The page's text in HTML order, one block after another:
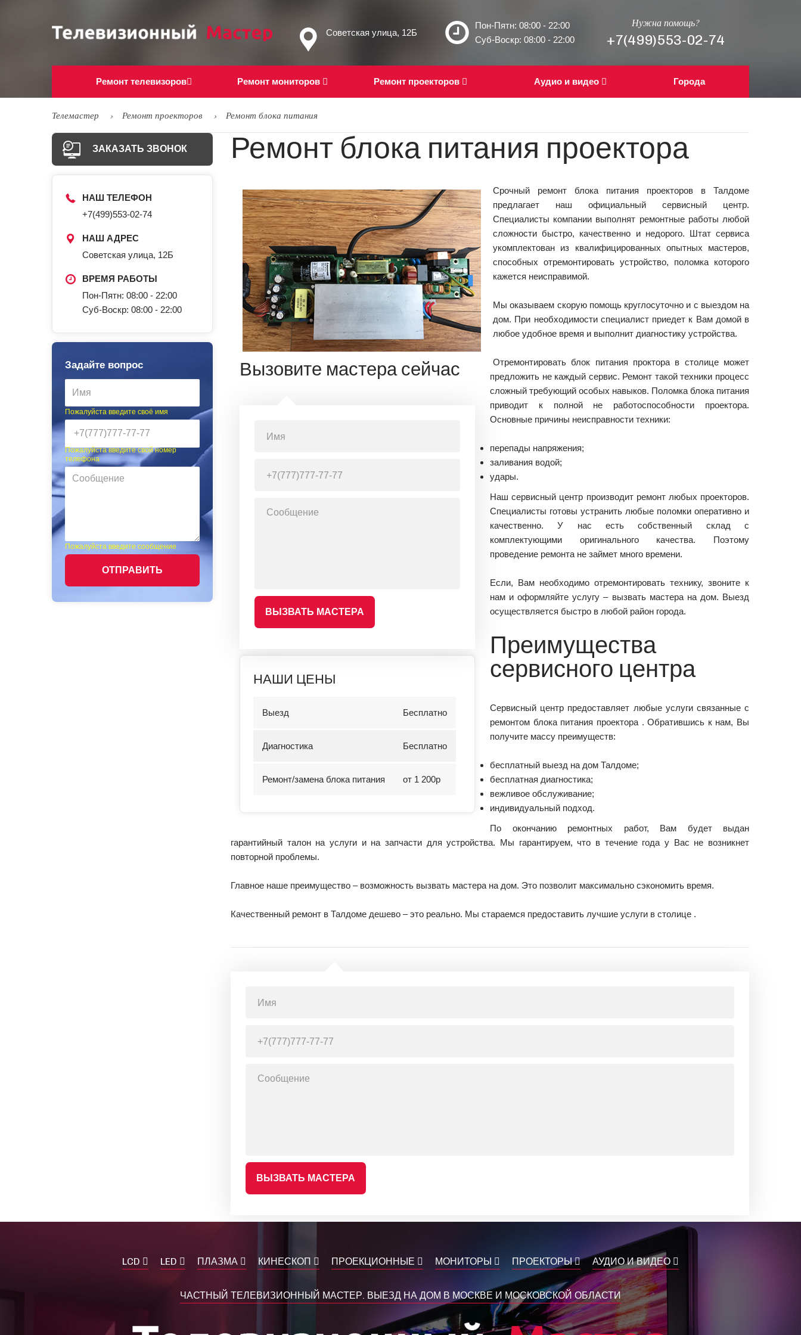
Советская улица, 12Б
Пон-Пятн: 08:00 - 22:00
Суб-Воскр: 08:00 - 22:00
Нужна помощь?
+7(499)553-02-74
Ремонт телевизоров Ремонт мониторов Ремонт проекторов Аудио и видео Города
Телемастер Ремонт проекторов Ремонт блока питания
ЗАКАЗАТЬ ЗВОНОК
НАШ ТЕЛЕФОН
+7(499)553-02-74
НАШ АДРЕС
Советская улица, 12Б
ВРЕМЯ РАБОТЫ
Пон-Пятн: 08:00 - 22:00
Суб-Воскр: 08:00 - 22:00
Задайте вопрос
Пожалуйста введите своё имя
Пожалуйста введите свой номер
телефона
Пожалуйста введите сообщение
ОТПРАВИТЬ
Ремонт блока питания проектора
Вызовите мастера сейчас
ВЫЗВАТЬ МАСТЕРА
НАШИ ЦЕНЫ
Выезд Бесплатно
Диагностика Бесплатно
Ремонт/замена блока питания от 1 200р
Срочный ремонт блока питания проекторов в Талдоме
предлагает наш официальный сервисный центр.
Специалисты компании выполнят ремонтные работы любой
сложности быстро, качественно и недорого. Штат сервиса
укомплектован из квалифицированных опытных мастеров,
способных отремонтировать устройство, поломка которого
кажется неисправимой.
Мы оказываем скорую помощь круглосуточно и с выездом на
дом. При необходимости специалист приедет к Вам домой в
любое удобное время и выполнит диагностику устройства.
Отремонтировать блок питания проктора в столице может
предложить не каждый сервис. Ремонт такой техники процесс
сложный требующий особых навыков. Поломка блока питания
приводит к полной не работоспособности проектора.
Основные причины неисправности техники:
перепады напряжения;
заливания водой;
удары.
Наш сервисный центр производит ремонт любых проекторов.
Специалисты готовы устранить любые поломки оперативно и
качественно. У нас есть собственный склад с
комплектующими оригинального качества. Поэтому
проведение ремонта не займет много времени.
Если, Вам необходимо отремонтировать технику, звоните к
нам и оформляйте услугу – вызвать мастера на дом. Выезд
осуществляется быстро в любой район города.
Преимущества
сервисного центра
Сервисный центр предоставляет любые услуги связанные с
ремонтом блока питания проектора . Обратившись к нам, Вы
получите массу преимуществ:
бесплатный выезд на дом Талдоме;
бесплатная диагностика;
вежливое обслуживание;
индивидуальный подход.
По окончанию ремонтных работ, Вам будет выдан
гарантийный талон на услуги и на запчасти для устройства. Мы гарантируем, что в течение года у Вас не возникнет
повторной проблемы.
Главное наше преимущество – возможность вызвать мастера на дом. Это позволит максимально сэкономить время.
Качественный ремонт в Талдоме дешево – это реально. Мы стараемся предоставить лучшие услуги в столице .
ВЫЗВАТЬ МАСТЕРА
LCD LED ПЛАЗМА КИНЕСКОП ПРОЕКЦИОННЫЕ МОНИТОРЫ ПРОЕКТОРЫ АУДИО И ВИДЕО
ЧАСТНЫЙ ТЕЛЕВИЗИОННЫЙ МАСТЕР. ВЫЕЗД НА ДОМ В МОСКВЕ И МОСКОВСКОЙ ОБЛАСТИ